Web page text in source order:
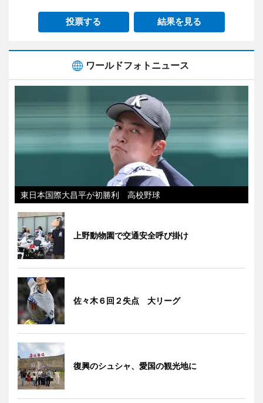
投票する 結果を見る
ワールドフォトニュース
東日本国際大昌平が初勝利 高校野球
上野動物園で交通安全呼び掛け
佐々木６回２失点 大リーグ
復興のシュシャ、愛国の観光地に